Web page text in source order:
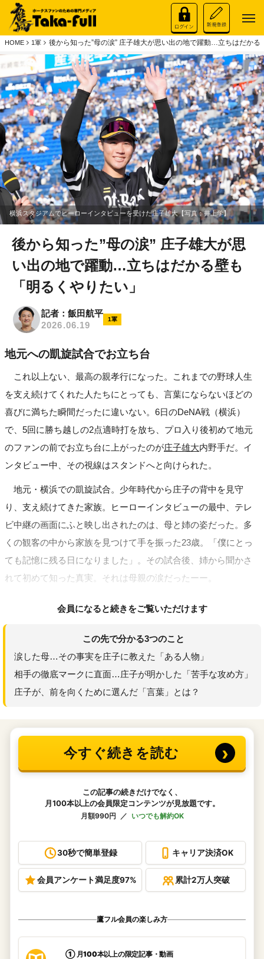
HOME 1軍 後から知った”母の涙” 庄子雄大が思い出の地で躍動…立ちはだかる
横浜スタジアムでヒーローインタビューを受けた庄子雄大【写真：井上学】
後から知った”母の涙” 庄子雄大が思
い出の地で躍動…立ちはだかる壁も
「明るくやりたい」
記者：飯田航平
2026.06.19
1軍
地元への凱旋試合でお立ち台
これ以上ない、最高の親孝行になった。これまでの野球人生
を支え続けてくれた人たちにとっても、言葉にならないほどの
喜びに満ちた瞬間だったに違いない。6日のDeNA戦（横浜）
で、5回に勝ち越しの2点適時打を放ち、プロ入り後初めて地元
のファンの前でお立ち台に上がったのが庄子雄大内野手だ。イ
ンタビュー中、その視線はスタンドへと向けられた。
地元・横浜での凱旋試合。少年時代から庄子の背中を見守
り、支え続けてきた家族。ヒーローインタビューの最中、テレ
ビ中継の画面にふと映し出されたのは、母と姉の姿だった。多
くの観客の中から家族を見つけて手を振った23歳。「僕にとっ
ても記憶に残る日になりました」。その試合後、姉から聞かさ
れて初めて知った真実。それは母親の涙だったーー。
会員になると続きをご覧いただけます
この先で分かる3つのこと
涙した母…その事実を庄子に教えた「ある人物」
相手の徹底マークに直面…庄子が明かした「苦手な攻め方」
庄子が、前を向くために選んだ「言葉」とは？